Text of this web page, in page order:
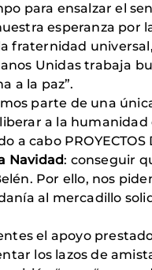
para ensalzar el
esperanza por
fraternidad
Unidas trabaja
a la paz”.
parte de una
a la
cabo PROYECTOS
Navidad: conseguir
Por ello, nos
al mercadillo
el apoyo
los lazos de